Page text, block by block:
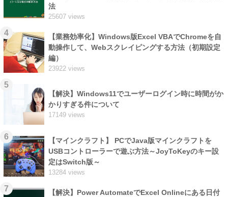
法
25607 views
4
【業務効率化】Windows版Excel VBAでChromeを自
動操作して、Webスクレイピングする方法（初期設定
編）
23922 views
5
【解決】Windows11でユーザーログイン時に時間がか
かりすぎる件について
17149 views
6
【マインクラフト】 PCでJava版マインクラフトを
USBコントローラーで遊ぶ方法～JoyToKeyのキー設
定はSwitch版～
13284 views
7
【解決】Power AutomateでExcel Onlineにある日付